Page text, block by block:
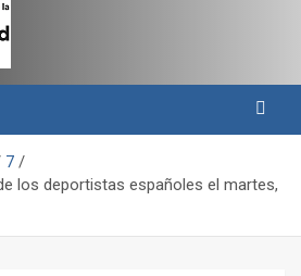
7
los deportistas españoles el martes,